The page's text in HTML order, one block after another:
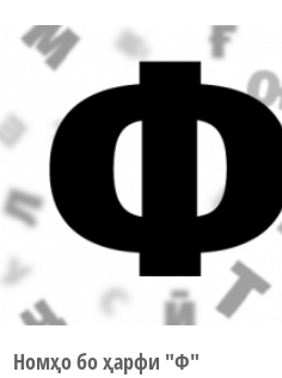
Номҳо бо ҳарфи "Ф"